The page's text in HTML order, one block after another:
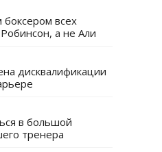
всех
а не Али
дисквалификации
в большой
тренера